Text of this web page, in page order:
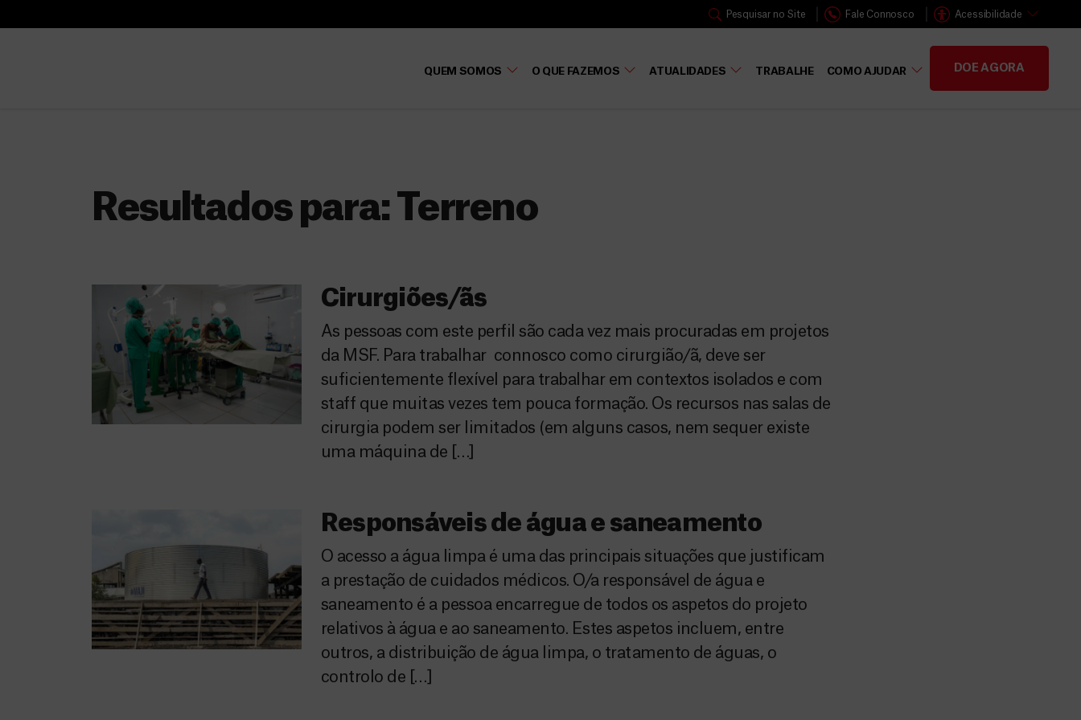
Pesquisar no Site Fale Connosco Acessibilidade
QUEM SOMOS O QUE FAZEMOS ATUALIDADES TRABALHE COMO AJUDAR DOE AGORA
Resultados para: Terreno
Cirurgiões/ãs
As pessoas com este perfil são cada vez mais procuradas em projetos
da MSF. Para trabalhar connosco como cirurgião/ã, deve ser
suficientemente flexível para trabalhar em contextos isolados e com
staff que muitas vezes tem pouca formação. Os recursos nas salas de
cirurgia podem ser limitados (em alguns casos, nem sequer existe
uma máquina de […]
Responsáveis de água e saneamento
O acesso a água limpa é uma das principais situações que justificam
a prestação de cuidados médicos. O/a responsável de água e
saneamento é a pessoa encarregue de todos os aspetos do projeto
relativos à água e ao saneamento. Estes aspetos incluem, entre
outros, a distribuição de água limpa, o tratamento de águas, o
controlo de […]